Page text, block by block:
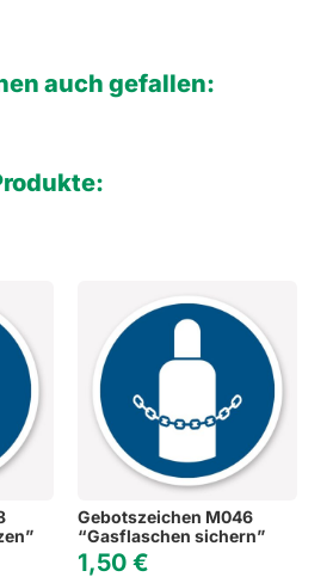
auch gefallen:
Gebotszeichen M046
“Gasflaschen sichern”
1,50 €